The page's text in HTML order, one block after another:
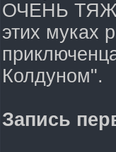
ОЧЕНЬ
этих муках
Колдуном".
Запись